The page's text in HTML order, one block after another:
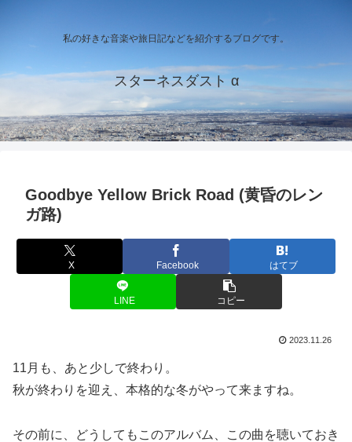
私の好きな音楽や旅日記などを紹介するブログです。
スターネスダスト α
Goodbye Yellow Brick Road (黄昏のレン
ガ路)
X Facebook はてブ
LINE コピー
2023.11.26
11月も、あと少しで終わり。
秋が終わりを迎え、本格的な冬がやって来ますね。
その前に、どうしてもこのアルバム、この曲を聴いておき